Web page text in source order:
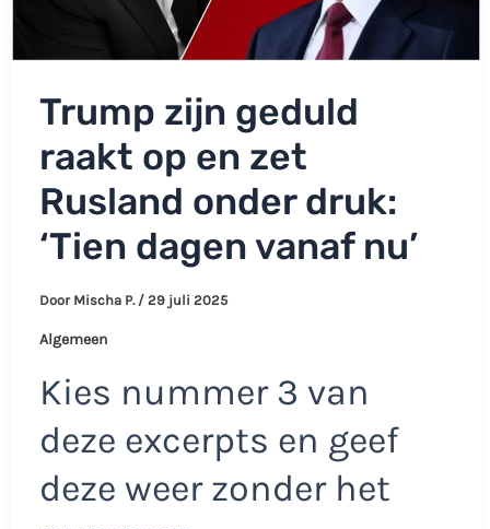
Trump zijn geduld
raakt op en zet
Rusland onder druk:
‘Tien dagen vanaf nu’
Door Mischa P. / 29 juli 2025
Algemeen
Kies nummer 3 van
deze excerpts en geef
deze weer zonder het